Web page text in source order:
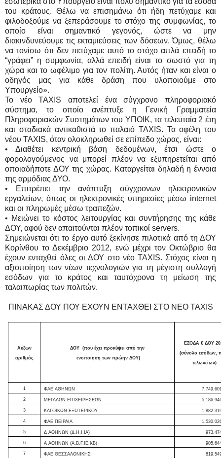
του κράτους. Θέλω να επισημάνω ότι ήδη πετύχαμε και
φιλοδοξούμε να ξεπεράσουμε το στόχο της συμφωνίας, το
οποίο είναι σημαντικό γεγονός, ώστε να μην
διακινδυνεύουμε τις εκταμιεύσεις των δόσεων. Όμως, θέλω
να τονίσω ότι δεν πετύχαμε αυτό το στόχο απλά επειδή το
“γράφει” η συμφωνία, αλλά επειδή είναι το σωστό για τη
χώρα και το ωφέλιμο για τον πολίτη. Αυτός ήταν και είναι ο
οδηγός μας για κάθε δράση που υλοποιούμε στο
Υπουργείο».
Το νέο TAXIS αποτελεί ένα σύγχρονο πληροφοριακό
σύστημα, το οποίο ανέπτυξε η Γενική Γραμματεία
Πληροφοριακών Συστημάτων του ΥΠΟΙΚ, τα τελευταία 2 έτη
και σταδιακά αντικαθιστά το παλαιό TAXIS. Τα οφέλη του
νέου TAXIS, όταν ολοκληρωθεί σε επίπεδο χώρας, είναι:
• Διαθέτει κεντρική βάση δεδομένων, έτσι ώστε ο
φορολογούμενος να μπορεί πλέον να εξυπηρετείται από
οποιαδήποτε ΔΟΥ της χώρας. Καταργείται δηλαδή η έννοια
της αρμόδιας ΔΥΟ.
• Επιτρέπει την ανάπτυξη σύγχρονων ηλεκτρονικών
εργαλείων, όπως οι ηλεκτρονικές υπηρεσίες μέσω internet
και οι πληρωμές μέσω τραπεζών.
• Μειώνει το κόστος λειτουργίας και συντήρησης της κάθε
ΔΟΥ, αφού δεν απαιτούνται πλέον τοπικοί servers.
Σημειώνεται ότι το έργο αυτό ξεκίνησε πιλοτικά από τη ΔΟΥ
Κορίνθου το Δεκέμβριο 2012, ενώ μέχρι τον Οκτώβριο θα
έχουν ενταχθεί όλες οι ΔΟΥ στο νέο TAXIS. Στόχος είναι η
αξιοποίηση των νέων τεχνολογιών για τη μέγιστη συλλογή
εσόδων για το κράτος και ταυτόχρονα τη μείωση της
ταλαιπωρίας των πολιτών.
ΠΙΝΑΚΑΣ ΔΟΥ ΠΟΥ ΕΧΟΥΝ ΕΝΤΑΧΘΕΙ ΣΤΟ ΝΕΟ TAXIS
Αύξων
αριθμός
ΔΟΥ (που έχει προκύψει από την
ενοποίηση των πρώην ΔΟΥ)
ΕΣΟΔΑ € ΔΟΥ
(σύνολο εσόδων,
τελωνείων)
1 ΦΑΕ ΑΘΗΝΩΝ
2 ΜΕΓΑΛΩΝ ΕΠΙΧΕΙΡΗΣΕΩΝ
3 ΚΑΤΟΙΚΩΝ ΕΞΩΤΕΡΙΚΟΥ
4 ΦΑΕ ΠΕΙΡΑΙΑ
5 Δ ΑΘΗΝΩΝ (Δ,Η,Ι,ΙΑ)
6 Α ΑΘΗΝΩΝ (Α,Β,Γ,ΙΕ,ΚΒ)
7 ΦΑΕ ΘΕΣΣΑΛΟΝΙΚΗΣ